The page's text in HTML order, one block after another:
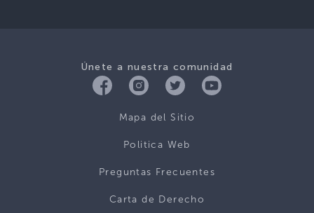
Únete a nuestra comunidad
Mapa del Sitio
Politica Web
Preguntas Frecuentes
Carta de Derecho